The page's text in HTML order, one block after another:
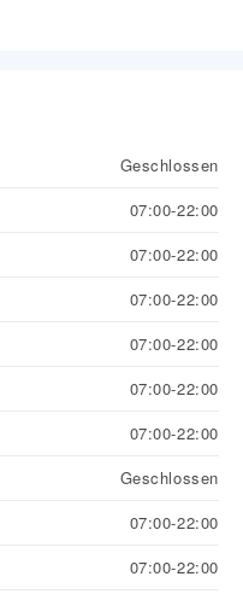
Geschlossen
07:00-22:00
07:00-22:00
07:00-22:00
07:00-22:00
07:00-22:00
07:00-22:00
Geschlossen
07:00-22:00
07:00-22:00